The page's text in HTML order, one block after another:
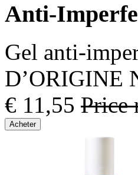
Anti-
Gel anti-
D’ORIGINE
€ 11,55 Price
Acheter